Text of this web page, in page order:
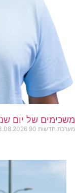
משכימים של יום
מערכת חדשות 90